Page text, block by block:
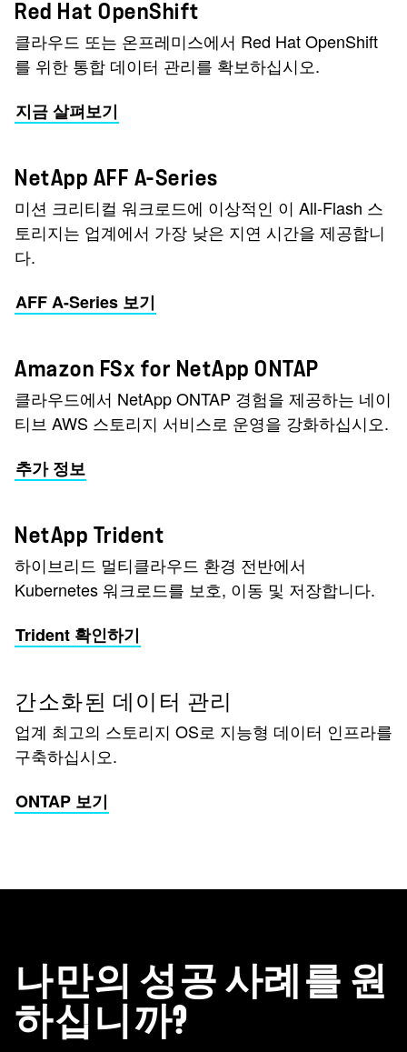
Red Hat OpenShift
클라우드 또는 온프레미스에서 Red Hat OpenShift
를 위한 통합 데이터 관리를 확보하십시오.
지금 살펴보기
NetApp AFF A-Series
미션 크리티컬 워크로드에 이상적인 이 All-Flash 스
토리지는 업계에서 가장 낮은 지연 시간을 제공합니
다.
AFF A-Series 보기
Amazon FSx for NetApp ONTAP
클라우드에서 NetApp ONTAP 경험을 제공하는 네이
티브 AWS 스토리지 서비스로 운영을 강화하십시오.
추가 정보
NetApp Trident
하이브리드 멀티클라우드 환경 전반에서
Kubernetes 워크로드를 보호, 이동 및 저장합니다.
Trident 확인하기
간소화된 데이터 관리
업계 최고의 스토리지 OS로 지능형 데이터 인프라를
구축하십시오.
ONTAP 보기
나만의 성공 사례를 원
하십니까?